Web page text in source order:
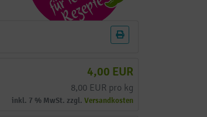
4,00 EUR
8,00 EUR pro kg
inkl. 7 % MwSt. zzgl. Versandkosten